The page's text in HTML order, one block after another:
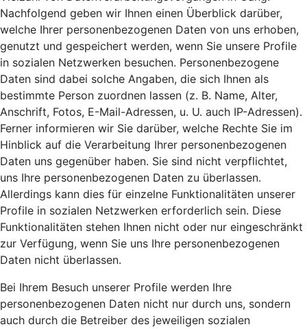
Nachfolgend geben wir Ihnen einen Überblick darüber,
welche Ihrer personenbezogenen Daten von uns erhoben,
genutzt und gespeichert werden, wenn Sie unsere Profile
in sozialen Netzwerken besuchen. Personenbezogene
Daten sind dabei solche Angaben, die sich Ihnen als
bestimmte Person zuordnen lassen (z. B. Name, Alter,
Anschrift, Fotos, E-Mail-Adressen, u. U. auch IP-Adressen).
Ferner informieren wir Sie darüber, welche Rechte Sie im
Hinblick auf die Verarbeitung Ihrer personenbezogenen
Daten uns gegenüber haben. Sie sind nicht verpflichtet,
uns Ihre personenbezogenen Daten zu überlassen.
Allerdings kann dies für einzelne Funktionalitäten unserer
Profile in sozialen Netzwerken erforderlich sein. Diese
Funktionalitäten stehen Ihnen nicht oder nur eingeschränkt
zur Verfügung, wenn Sie uns Ihre personenbezogenen
Daten nicht überlassen.
Bei Ihrem Besuch unserer Profile werden Ihre
personenbezogenen Daten nicht nur durch uns, sondern
auch durch die Betreiber des jeweiligen sozialen